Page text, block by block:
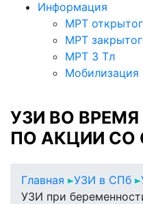
Информация
МРТ
МРТ
МРТ 3 Тл
Мобилизация
УЗИ ВО
ПО АКЦИИ СО
Главная УЗИ в СПб
УЗИ при